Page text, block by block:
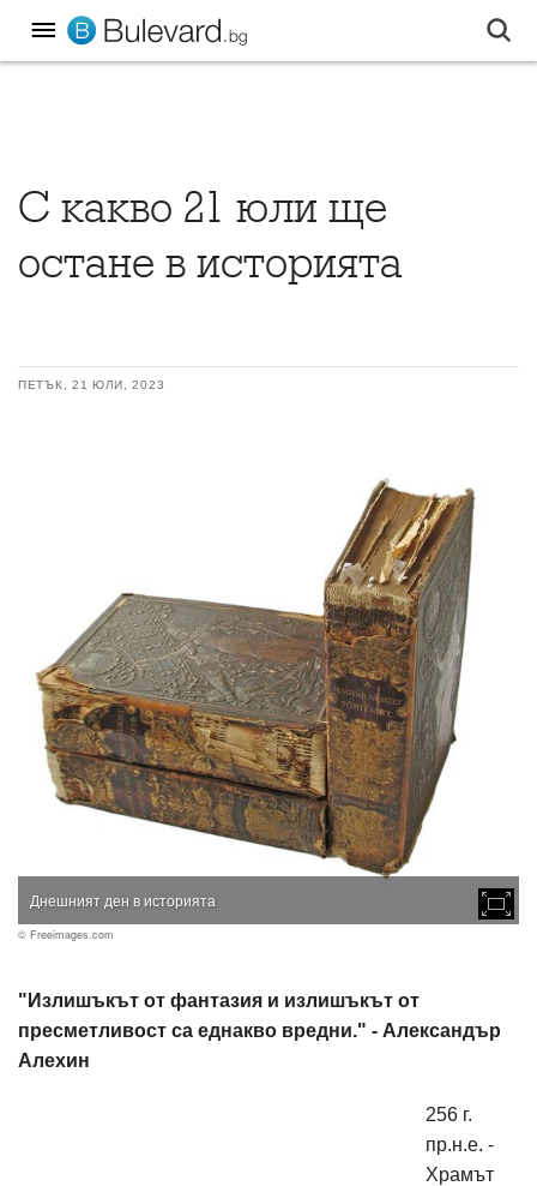
С какво 21 юли ще
остане в историята
ПЕТЪК, 21 ЮЛИ, 2023
Днешният ден в историята
© Freeimages.com
"Излишъкът от фантазия и излишъкът от
пресметливост са еднакво вредни." - Александър
Алехин
256 г.
пр.н.е. -
Храмът